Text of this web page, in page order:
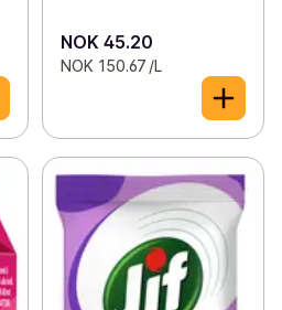
NOK 45.20
NOK 150.67 /L